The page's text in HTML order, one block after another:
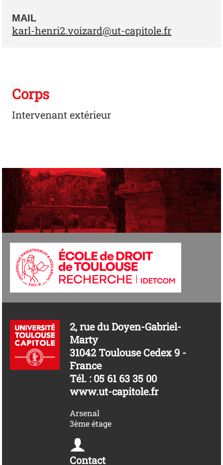
MAIL
karl-henri2.voizard@ut-capitole.fr
Corps
Intervenant extérieur
2, rue du Doyen-Gabriel-
Marty
31042 Toulouse Cedex 9 -
France
Tél. : 05 61 63 35 00
www.ut-capitole.fr
Arsenal
3ème étage
Contact